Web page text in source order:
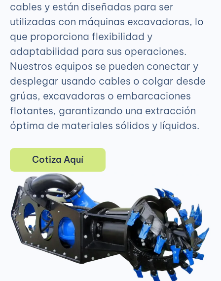
cables y están diseñadas para ser
utilizadas con máquinas excavadoras, lo
que proporciona flexibilidad y
adaptabilidad para sus operaciones.
Nuestros equipos se pueden conectar y
desplegar usando cables o colgar desde
grúas, excavadoras o embarcaciones
flotantes, garantizando una extracción
óptima de materiales sólidos y líquidos.
Cotiza Aquí